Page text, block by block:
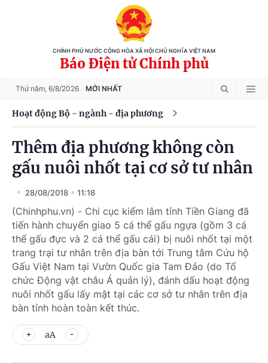
CHÍNH PHỦ NƯỚC CỘNG HÒA XÃ HỘI CHỦ NGHĨA VIỆT NAM
Báo Điện tử Chính phủ
Thứ năm, 6/8/2026 MỚI NHẤT
Hoạt động Bộ - ngành - địa phương
Thêm địa phương không còn
gấu nuôi nhốt tại cơ sở tư nhân
28/08/2018 11:18
(Chinhphu.vn) - Chi cục kiểm lâm tỉnh Tiền Giang đã
tiến hành chuyển giao 5 cá thể gấu ngựa (gồm 3 cá
thể gấu đực và 2 cá thể gấu cái) bị nuôi nhốt tại một
trang trại tư nhân trên địa bàn tới Trung tâm Cứu hộ
Gấu Việt Nam tại Vườn Quốc gia Tam Đảo (do Tổ
chức Động vật châu Á quản lý), đánh dấu hoạt động
nuôi nhốt gấu lấy mật tại các cơ sở tư nhân trên địa
bàn tỉnh hoàn toàn kết thúc.
aA